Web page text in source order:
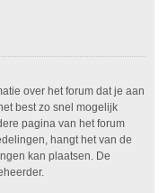
over het forum dat je aan
best zo snel mogelijk
pagina van het forum
hangt het van de
kan plaatsen. De